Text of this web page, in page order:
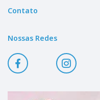
Contato
Nossas Redes